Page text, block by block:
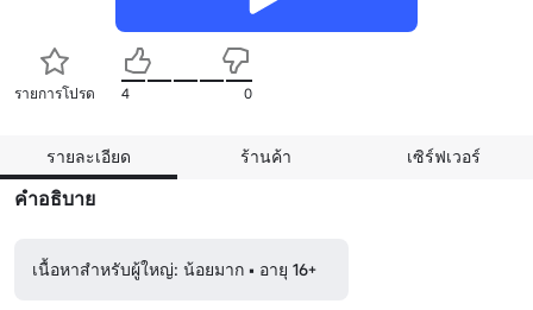
รายการโปรด 4 0
รายละเอียด ร้านค้า เซิร์ฟเวอร์
คำอธิบาย
เนื้อหาสำหรับผู้ใหญ่: น้อยมาก • อายุ 16+